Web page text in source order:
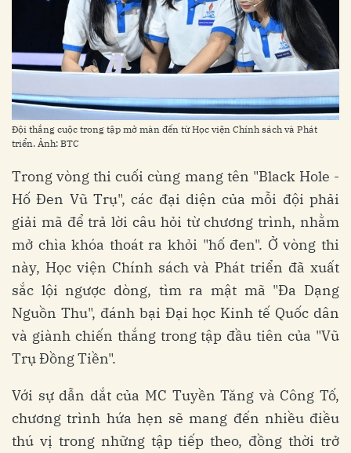
Đội thắng cuộc trong tập mở màn đến từ Học viện Chính sách và Phát
triển. Ảnh: BTC
Trong vòng thi cuối cùng mang tên "Black Hole -
Hố Đen Vũ Trụ", các đại diện của mỗi đội phải
giải mã để trả lời câu hỏi từ chương trình, nhằm
mở chìa khóa thoát ra khỏi "hố đen". Ở vòng thi
này, Học viện Chính sách và Phát triển đã xuất
sắc lội ngược dòng, tìm ra mật mã "Đa Dạng
Nguồn Thu", đánh bại Đại học Kinh tế Quốc dân
và giành chiến thắng trong tập đầu tiên của "Vũ
Trụ Đồng Tiền".
Với sự dẫn dắt của MC Tuyền Tăng và Công Tố,
chương trình hứa hẹn sẽ mang đến nhiều điều
thú vị trong những tập tiếp theo, đồng thời trở